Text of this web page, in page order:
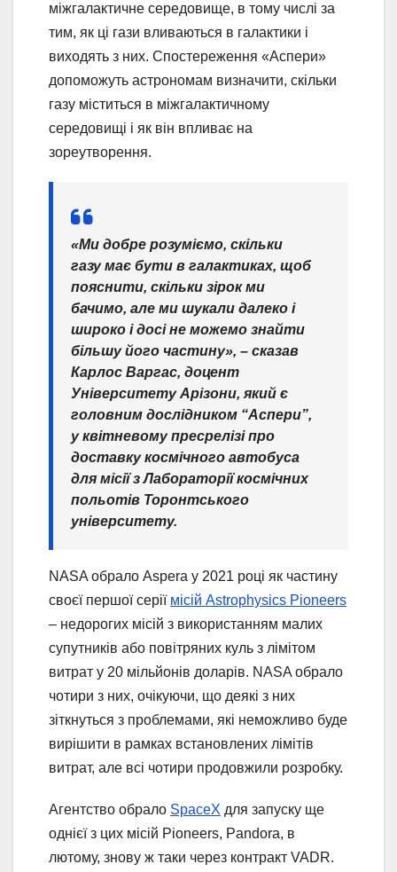
міжгалактичне середовище, в тому числі за
тим, як ці гази вливаються в галактики і
виходять з них. Спостереження «Аспери»
допоможуть астрономам визначити, скільки
газу міститься в міжгалактичному
середовищі і як він впливає на
зореутворення.
«Ми добре розуміємо, скільки
газу має бути в галактиках, щоб
пояснити, скільки зірок ми
бачимо, але ми шукали далеко і
широко і досі не можемо знайти
більшу його частину», – сказав
Карлос Варгас, доцент
Університету Арізони, який є
головним дослідником “Аспери”,
у квітневому пресрелізі про
доставку космічного автобуса
для місії з Лабораторії космічних
польотів Торонтського
університету.
NASA обрало Aspera у 2021 році як частину
своєї першої серії місій Astrophysics Pioneers
– недорогих місій з використанням малих
супутників або повітряних куль з лімітом
витрат у 20 мільйонів доларів. NASA обрало
чотири з них, очікуючи, що деякі з них
зіткнуться з проблемами, які неможливо буде
вирішити в рамках встановлених лімітів
витрат, але всі чотири продовжили розробку.
Агентство обрало SpaceX для запуску ще
однієї з цих місій Pioneers, Pandora, в
лютому, знову ж таки через контракт VADR.